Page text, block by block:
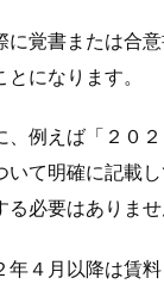
覚書または合
になります。
例えば「２０
いて明確に記載
必要はありませ
４月以降は賃